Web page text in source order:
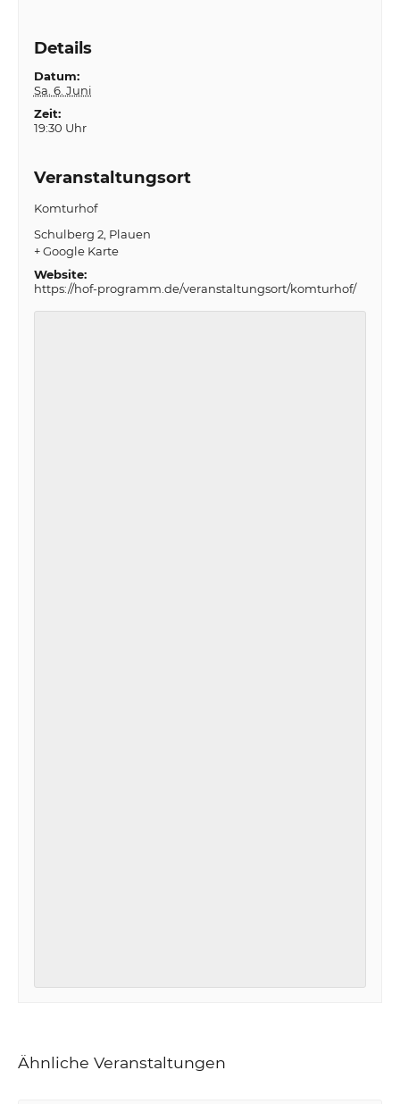
Details
Datum:
Sa. 6. Juni
Zeit:
19:30 Uhr
Veranstaltungsort
Komturhof
Schulberg 2 Plauen
+ Google Karte
Website:
https://hof-programm.de/veranstaltungsort/komturhof/
Ähnliche Veranstaltungen